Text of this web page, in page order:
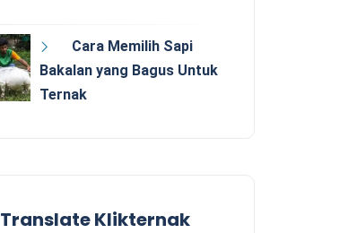
Cara Memilih Sapi
Bakalan yang Bagus Untuk
Ternak
Translate Klikternak